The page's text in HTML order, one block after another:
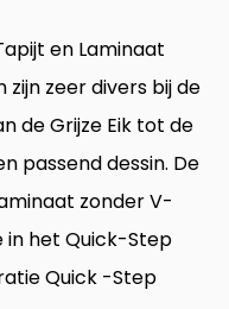
en Laminaat
zeer divers bij de
de Grijze Eik tot de
passend dessin. De
zonder V-
in het Quick-Step
Quick -Step